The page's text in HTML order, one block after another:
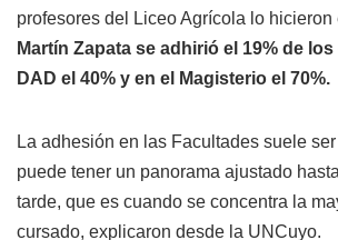
profesores del Liceo Agrícola lo hicieron
Martín Zapata se adhirió el 19% de
DAD el 40% y en el Magisterio el 70%.
La adhesión en las Facultades suele
puede tener un panorama ajustado
tarde, que es cuando se concentra la
cursado, explicaron desde la UNCuyo.